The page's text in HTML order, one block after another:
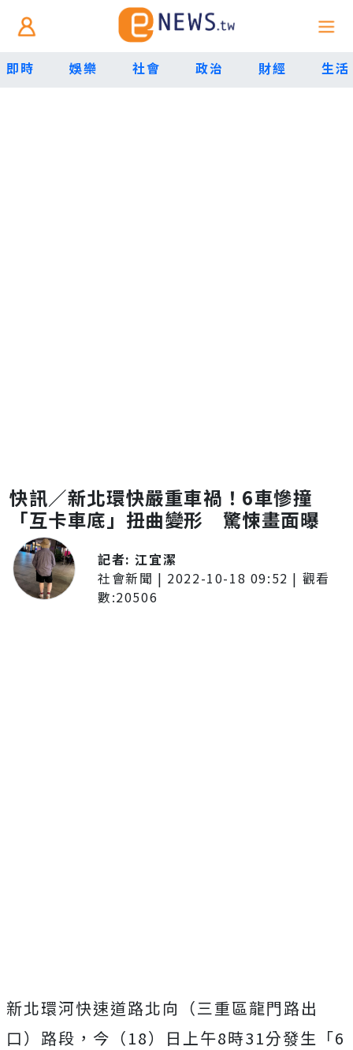
即時 娛樂 社會 政治 財經 生活
快訊／新北環快嚴重車禍！6車慘撞
「互卡車底」扭曲變形 驚悚畫面曝
記者:江宜潔
社會新聞 | 2022-10-18 09:52 | 觀看
數:20506
新北環河快速道路北向（三重區龍門路出
口）路段，今（18）日上午8時31分發生「6